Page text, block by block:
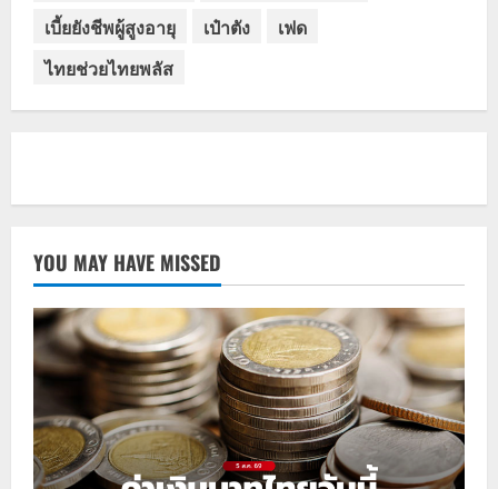
เบี้ยยังชีพผู้สูงอายุ
เป๋าตัง
เฟด
ไทยช่วยไทยพลัส
YOU MAY HAVE MISSED